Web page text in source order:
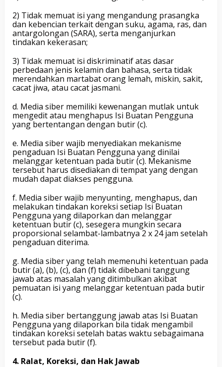
2) Tidak memuat isi yang mengandung prasangka
dan kebencian terkait dengan suku, agama, ras, dan
antargolongan (SARA), serta menganjurkan
tindakan kekerasan;
3) Tidak memuat isi diskriminatif atas dasar
perbedaan jenis kelamin dan bahasa, serta tidak
merendahkan martabat orang lemah, miskin, sakit,
cacat jiwa, atau cacat jasmani.
d. Media siber memiliki kewenangan mutlak untuk
mengedit atau menghapus Isi Buatan Pengguna
yang bertentangan dengan butir (c).
e. Media siber wajib menyediakan mekanisme
pengaduan Isi Buatan Pengguna yang dinilai
melanggar ketentuan pada butir (c). Mekanisme
tersebut harus disediakan di tempat yang dengan
mudah dapat diakses pengguna.
f. Media siber wajib menyunting, menghapus, dan
melakukan tindakan koreksi setiap Isi Buatan
Pengguna yang dilaporkan dan melanggar
ketentuan butir (c), sesegera mungkin secara
proporsional selambat-lambatnya 2 x 24 jam setelah
pengaduan diterima.
g. Media siber yang telah memenuhi ketentuan pada
butir (a), (b), (c), dan (f) tidak dibebani tanggung
jawab atas masalah yang ditimbulkan akibat
pemuatan isi yang melanggar ketentuan pada butir
(c).
h. Media siber bertanggung jawab atas Isi Buatan
Pengguna yang dilaporkan bila tidak mengambil
tindakan koreksi setelah batas waktu sebagaimana
tersebut pada butir (f).
4. Ralat, Koreksi, dan Hak Jawab